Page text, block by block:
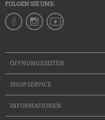
FOLGEN SIE UNS:
ÖFFNUNGSZEITEN
SHOP SERVICE
INFORMATIONEN